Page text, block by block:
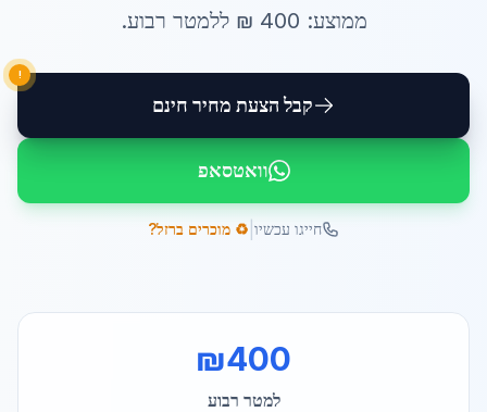
ממוצע: 400 ₪ ללמטר רבוע.
קבל הצעת מחיר חינם
!
וואטסאפ
חייגו עכשיו ♻️ מוכרים ברזל?
₪400
למטר רבוע